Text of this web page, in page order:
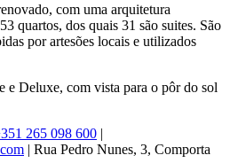
com uma arquitetura
quartos, dos quais 31 são suites. São
por artesões locais e utilizados
e Deluxe, com vista para o pôr do sol
265 098 600 |
| Rua Pedro Nunes, 3, Comporta